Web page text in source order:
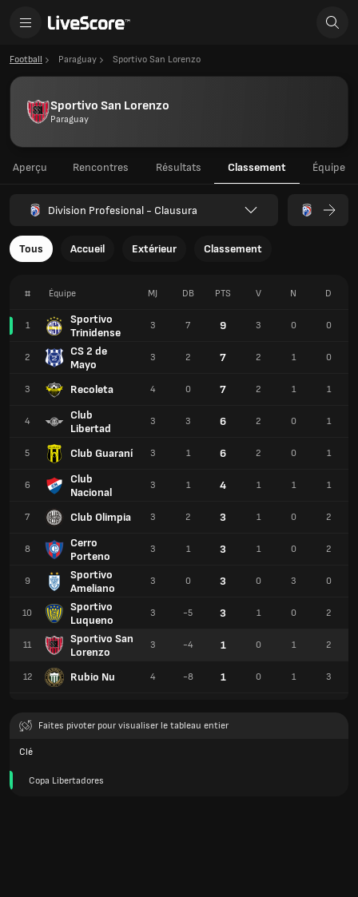
Football Paraguay Sportivo San Lorenzo
Sportivo San Lorenzo
Paraguay
Aperçu Rencontres Résultats Classement Équipe
Division Profesional - Clausura
Tous Accueil Extérieur Classement
# Équipe
1
Sportivo
Trinidense
2
CS 2 de
Mayo
3 Recoleta
4
Club
Libertad
5 Club Guaraní
6
Club
Nacional
7 Club Olimpia
8
Cerro
Porteno
9
Sportivo
Ameliano
10
Sportivo
Luqueno
11
Sportivo San
Lorenzo
12 Rubio Nu
MJ DB PTS V N D
3 7 9 3 0 0
3 2 7 2 1 0
4 0 7 2 1 1
3 3 6 2 0 1
3 1 6 2 0 1
3 1 4 1 1 1
3 2 3 1 0 2
3 1 3 1 0 2
3 0 3 0 3 0
3 -5 3 1 0 2
3 -4 1 0 1 2
4 -8 1 0 1 3
Faites pivoter pour visualiser le tableau entier
Clé
Copa Libertadores